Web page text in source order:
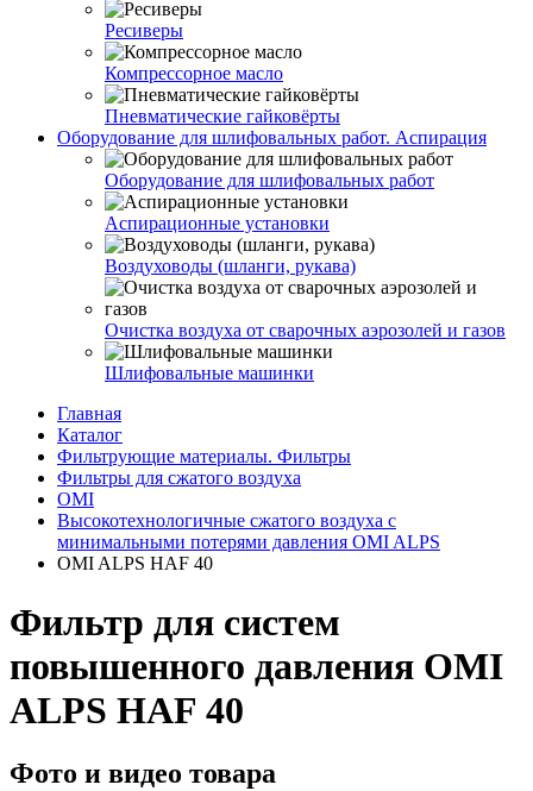
Ресиверы
Компрессорное масло
Пневматические гайковёрты
Оборудование для шлифовальных работ. Аспирация
Оборудование для шлифовальных работ
Аспирационные установки
Воздуховоды (шланги, рукава)
Очистка воздуха от сварочных аэрозолей и газов
Шлифовальные машинки
Главная
Каталог
Фильтрующие материалы. Фильтры
Фильтры для сжатого воздуха
OMI
Высокотехнологичные сжатого воздуха с
минимальными потерями давления OMI ALPS
OMI ALPS HAF 40
Фильтр для систем
повышенного давления OMI
ALPS HAF 40
Фото и видео товара